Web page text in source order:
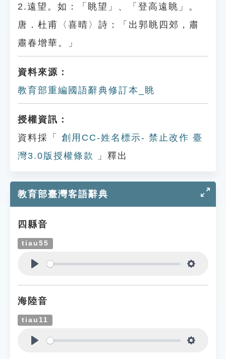
2.遠望。如：「眺望」、「登高遠眺」。
唐．杜甫〈喜晴〉詩：「出郭眺四郊，肅
肅春增華。」
資料來源：
教育部重編國語辭典修訂本_眺
授權資訊：
資料採「
創用CC-姓名標示- 禁止改作 臺
灣3.0版授權條款
」釋出
教育部臺灣客語辭典
四縣音
tiau55
海陸音
tiau11